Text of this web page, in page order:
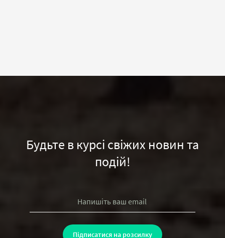
Будьте в курсі свіжих новин та
подій!